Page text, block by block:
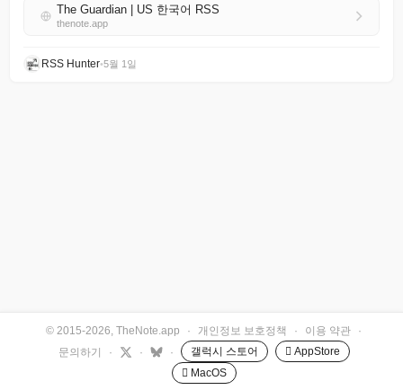
The Guardian | US 한국어 RSS
thenote.app
RSS Hunter•5월 1일
© 2015-2026, TheNote.app · 개인정보 보호정책 · 이용 약관
·
문의하기
· · · 갤럭시 스토어
 AppStore
 MacOS